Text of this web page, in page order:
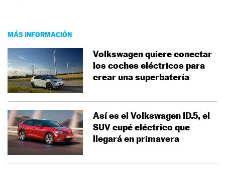
MÁS INFORMACIÓN
Volkswagen quiere conectar
los coches eléctricos para
crear una superbatería
Así es el Volkswagen ID.5, el
SUV cupé eléctrico que
llegará en primavera